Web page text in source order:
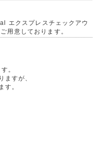
エクスプレスチェックアウ
用意しております。
。
ますが、
す。